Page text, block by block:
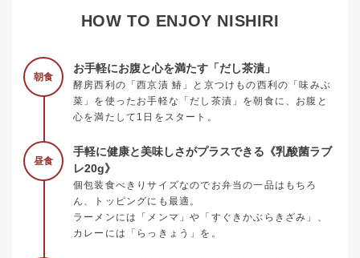
HOW TO ENJOY NISHIRI
朝食
お手軽にお腹と心を満たす「だし茶漬」
酵房西利の「西京漬 鰆」と京つけもの西利の「味みぶ
菜」を使ったお手軽な「だし茶漬」を朝食に、お腹と
心を満たして1日をスタート。
昼食
手軽に健康と美味しさがプラスできる《乳酸菌ラブ
レ20g》
個包装食べきりサイズなのでお弁当の一品はもちろ
ん、トッピングにも最適。
ラーメンには「メンマ」や「すぐきかぶらきざみ」、
カレーには「らっきょう」を。